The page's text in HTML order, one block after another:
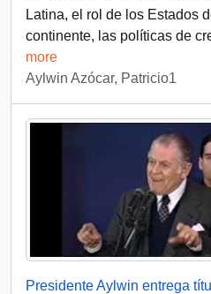
Latina, el rol de los Estados
continente, las políticas de
more
Aylwin Azócar, Patricio1